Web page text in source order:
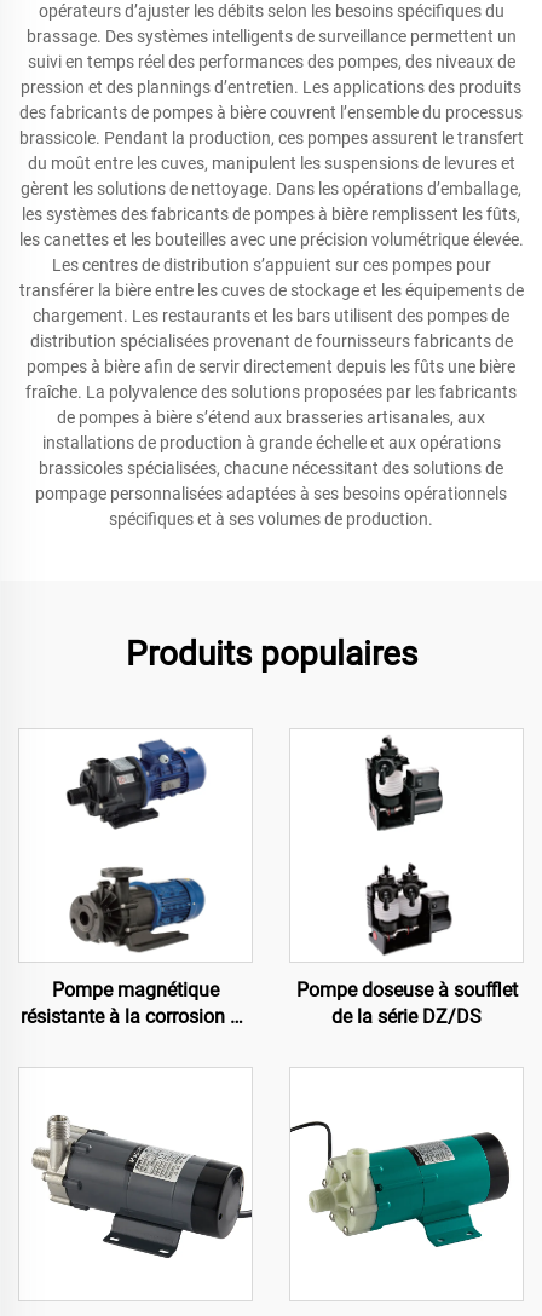
opérateurs d’ajuster les débits selon les besoins spécifiques du
brassage. Des systèmes intelligents de surveillance permettent un
suivi en temps réel des performances des pompes, des niveaux de
pression et des plannings d’entretien. Les applications des produits
des fabricants de pompes à bière couvrent l’ensemble du processus
brassicole. Pendant la production, ces pompes assurent le transfert
du moût entre les cuves, manipulent les suspensions de levures et
gèrent les solutions de nettoyage. Dans les opérations d’emballage,
les systèmes des fabricants de pompes à bière remplissent les fûts,
les canettes et les bouteilles avec une précision volumétrique élevée.
Les centres de distribution s’appuient sur ces pompes pour
transférer la bière entre les cuves de stockage et les équipements de
chargement. Les restaurants et les bars utilisent des pompes de
distribution spécialisées provenant de fournisseurs fabricants de
pompes à bière afin de servir directement depuis les fûts une bière
fraîche. La polyvalence des solutions proposées par les fabricants
de pompes à bière s’étend aux brasseries artisanales, aux
installations de production à grande échelle et aux opérations
brassicoles spécialisées, chacune nécessitant des solutions de
pompage personnalisées adaptées à ses besoins opérationnels
spécifiques et à ses volumes de production.
Produits populaires
Pompe magnétique
résistante à la corrosion de
Pompe doseuse à soufflet
de la série DZ/DS